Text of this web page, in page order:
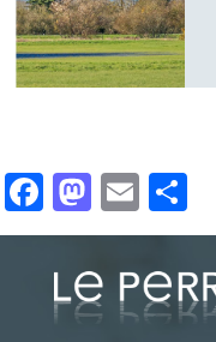
Facebook
Email